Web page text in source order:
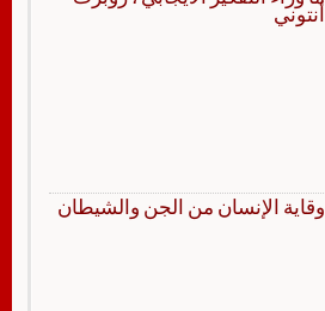
أنتوني
وقاية الإنسان من الجن والشيطان